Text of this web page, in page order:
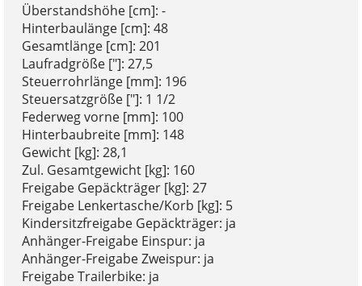
Überstandshöhe [cm]: -
Hinterbaulänge [cm]: 48
Gesamtlänge [cm]: 201
Laufradgröße ["]: 27,5
Steuerrohrlänge [mm]: 196
Steuersatzgröße ["]: 1 1/2
Federweg vorne [mm]: 100
Hinterbaubreite [mm]: 148
Gewicht [kg]: 28,1
Zul. Gesamtgewicht [kg]: 160
Freigabe Gepäckträger [kg]: 27
Freigabe Lenkertasche/Korb [kg]: 5
Kindersitzfreigabe Gepäckträger: ja
Anhänger-Freigabe Einspur: ja
Anhänger-Freigabe Zweispur: ja
Freigabe Trailerbike: ja